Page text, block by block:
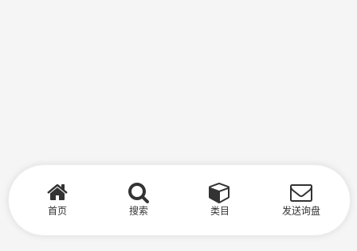
首页 搜索 类目 发送询盘